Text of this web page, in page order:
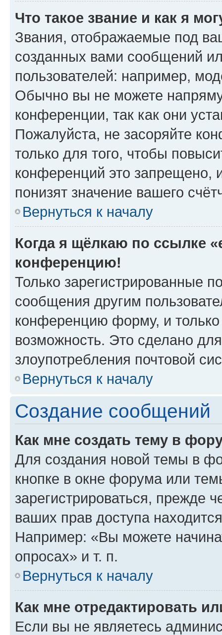
Что такое звание и как я
Звания, отображаемые под
созданных вами сообщений
пользователей: например,
Обычно вы не можете
конференции, так как они
Пожалуйста, не засоряйте
только для того, чтобы
конференций это запрещено,
понизят значение вашего
Вернуться к началу
Когда я щёлкаю по ссылке
конференцию!
Только зарегистрированные
сообщения другим
конференцию форму, и
возможность. Это сделано
злоупотребления почтовой
Вернуться к началу
Создание сообщений
Как мне создать тему в
Для создания новой темы в
кнопке в окне форума или
зарегистрироваться, прежде
ваших прав доступа
Например: «Вы можете
опросах» и т. п.
Вернуться к началу
Как мне отредактировать
Если вы не являетесь